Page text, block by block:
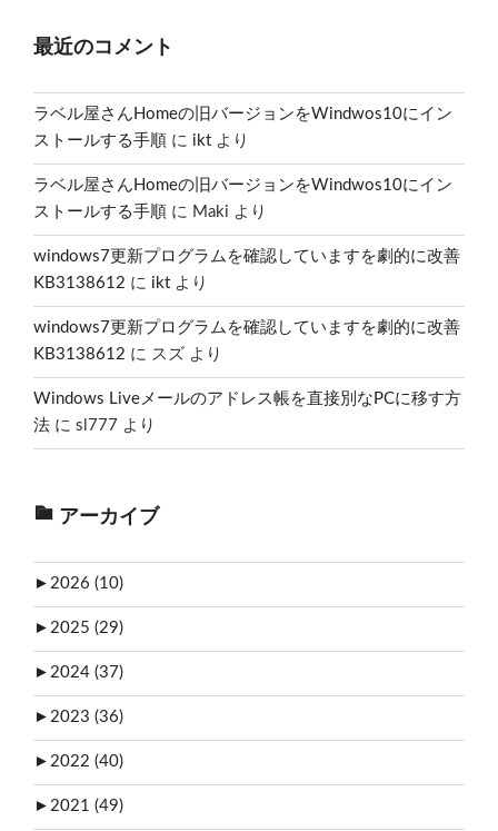
最近のコメント
ラベル屋さんHomeの旧バージョンをWindwos10にイン
ストールする手順 に ikt より
ラベル屋さんHomeの旧バージョンをWindwos10にイン
ストールする手順 に Maki より
windows7更新プログラムを確認していますを劇的に改善
KB3138612 に ikt より
windows7更新プログラムを確認していますを劇的に改善
KB3138612 に スズ より
Windows Liveメールのアドレス帳を直接別なPCに移す方
法 に sl777 より
アーカイブ
► 2026 (10)
► 2025 (29)
► 2024 (37)
► 2023 (36)
► 2022 (40)
► 2021 (49)